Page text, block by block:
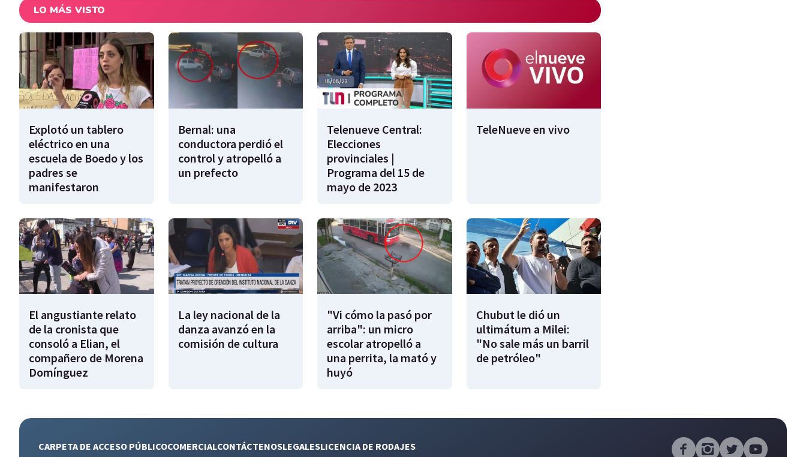
LO MÁS VISTO
Explotó un tablero
eléctrico en una
escuela de Boedo y los
padres se
manifestaron
Bernal: una
conductora perdió el
control y atropelló a
un prefecto
Telenueve Central:
Elecciones
provinciales |
Programa del 15 de
mayo de 2023
TeleNueve en vivo
El angustiante relato
de la cronista que
consoló a Elian, el
compañero de Morena
Domínguez
La ley nacional de la
danza avanzó en la
comisión de cultura
"Vi cómo la pasó por
arriba": un micro
escolar atropelló a
una perrita, la mató y
huyó
Chubut le dió un
ultimátum a Milei:
"No sale más un barril
de petróleo"
CARPETA DE ACCESO PÚBLICOCOMERCIALCONTÁCTENOSLEGALESLICENCIA DE RODAJES